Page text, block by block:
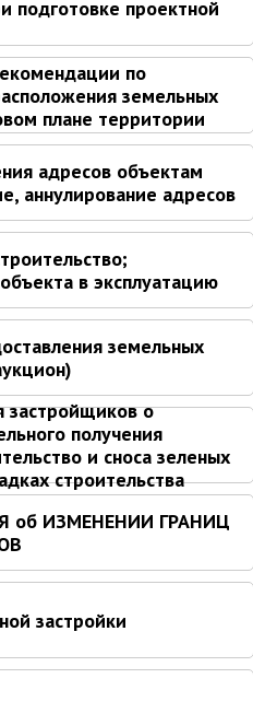
имущественных
торги
и переселению
образования
ЖКК
подготовке проектной
по
земельных
плане территории
адресов объектам
аннулирование адресов
в эксплуатацию
земельных
о
получения
и сноса зеленых
строительства
об ИЗМЕНЕНИИ ГРАНИЦ
застройки